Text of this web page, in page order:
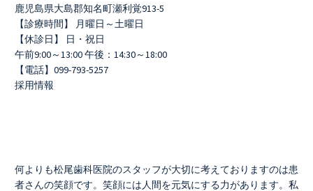
鹿児島県大島郡知名町瀬利覚913-5
【診療時間】 月曜日～土曜日
【休診日】 日・祝日
午前9:00～13:00 午後：14:30～18:00
【電話】099-793-5257
採用情報
何よりも松尾歯科医院のスタッフが大切に考えておりますのは患
者さんの笑顔です。笑顔には人間を元気にする力があります。私